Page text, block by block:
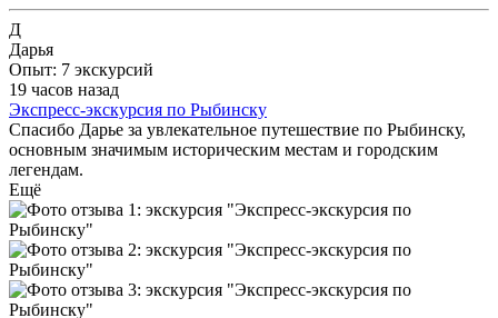
Д
Дарья
Опыт: 7 экскурсий
19 часов назад
Экспресс-экскурсия по Рыбинску
Спасибо Дарье за увлекательное путешествие по Рыбинску,
основным значимым историческим местам и городским
легендам.
Ещё